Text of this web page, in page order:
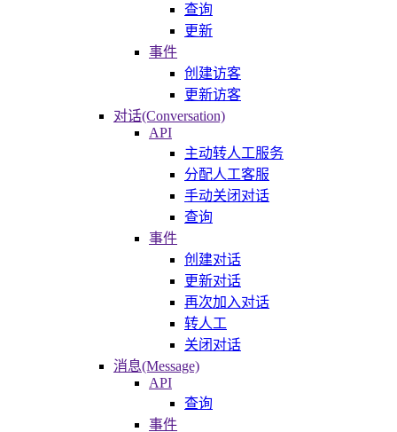
查询
更新
事件
创建访客
更新访客
对话(Conversation)
API
主动转人工服务
分配人工客服
手动关闭对话
查询
事件
创建对话
更新对话
再次加入对话
转人工
关闭对话
消息(Message)
API
查询
事件